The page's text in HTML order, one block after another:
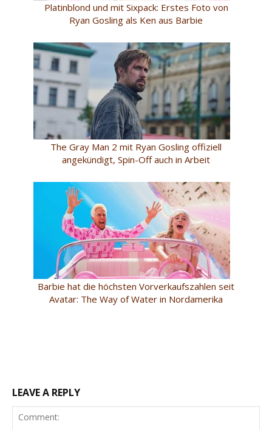
Platinblond und mit Sixpack: Erstes Foto von
Ryan Gosling als Ken aus Barbie
The Gray Man 2 mit Ryan Gosling offiziell
angekündigt, Spin-Off auch in Arbeit
Barbie hat die höchsten Vorverkaufszahlen seit
Avatar: The Way of Water in Nordamerika
LEAVE A REPLY